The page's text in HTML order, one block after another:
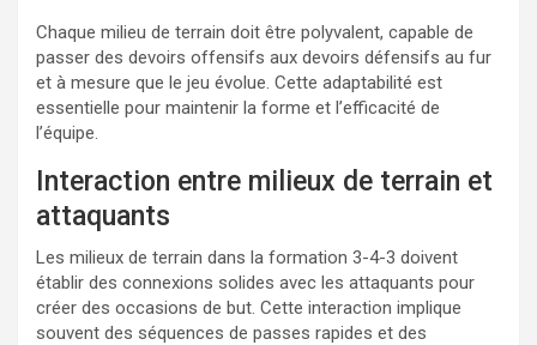
Chaque milieu de terrain doit être polyvalent, capable de
passer des devoirs offensifs aux devoirs défensifs au fur
et à mesure que le jeu évolue. Cette adaptabilité est
essentielle pour maintenir la forme et l’efficacité de
l’équipe.
Interaction entre milieux de terrain et
attaquants
Les milieux de terrain dans la formation 3-4-3 doivent
établir des connexions solides avec les attaquants pour
créer des occasions de but. Cette interaction implique
souvent des séquences de passes rapides et des